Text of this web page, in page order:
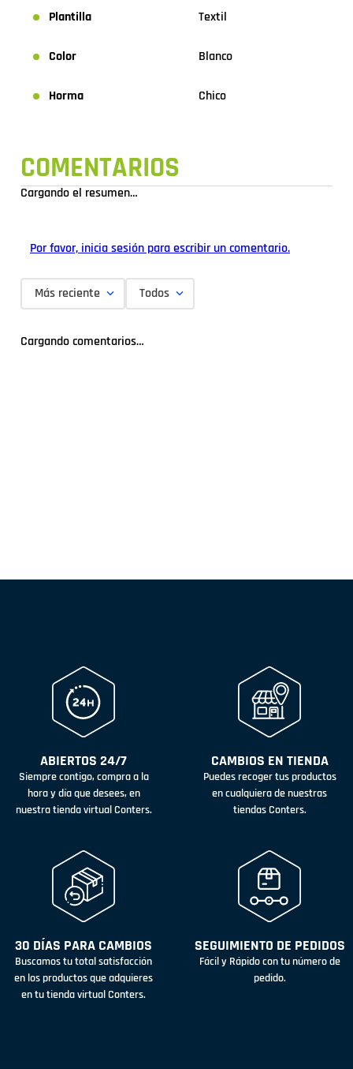
Plantilla Textil
Color Blanco
Horma Chico
COMENTARIOS
Cargando el resumen…
Por favor, inicia sesión para escribir un comentario.
Más reciente Todos
Cargando comentarios…
ABIERTOS 24/7
Siempre contigo, compra a la
hora y día que desees, en
nuestra tienda virtual Conters.
CAMBIOS EN TIENDA
Puedes recoger tus productos
en cualquiera de nuestras
tiendas Conters.
30 DÍAS PARA CAMBIOS
Buscamos tu total satisfacción
en los productos que adquieres
en tu tienda virtual Conters.
SEGUIMIENTO DE PEDIDOS
Fácil y Rápido con tu número de
pedido.